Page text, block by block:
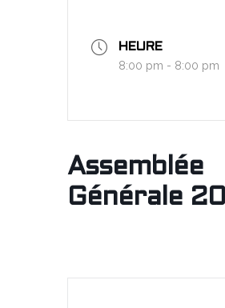
HEURE
8:00 pm - 8:00 pm
Assemblée
Générale